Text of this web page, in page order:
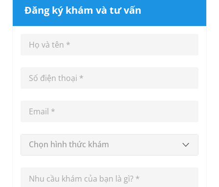
Đăng ký khám và tư vấn
Chọn hình thức khám